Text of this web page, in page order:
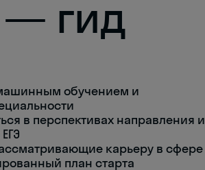
— гид
обучением и
в перспективах направления и
карьеру в сфере
план старта